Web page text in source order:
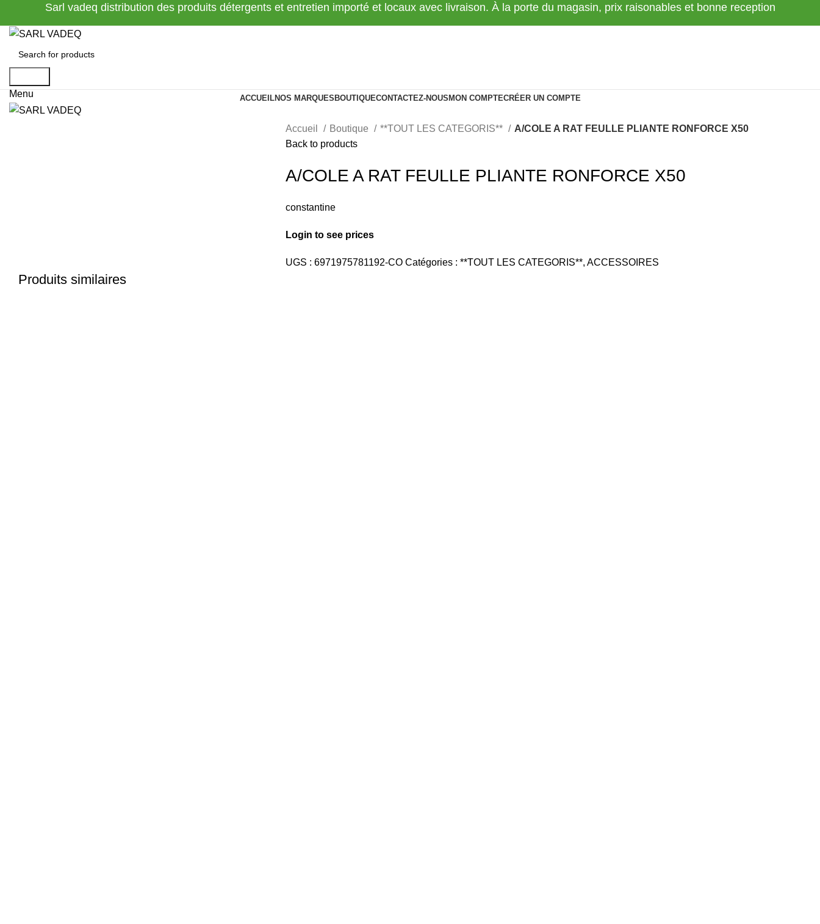
Sarl vadeq distribution des produits détergents et entretien importé et locaux avec livraison. À la porte du magasin, prix raisonables et bonne reception
Menu
ACCUEILNOS MARQUES BOUTIQUECONTACTEZ-NOUS MON COMPTECRÉER UN COMPTE
Accueil Boutique **TOUT LES CATEGORIS**
A/COLE A RAT FEULLE PLIANTE RONFORCE X50
Back to products
A/COLE A RAT FEULLE PLIANTE RONFORCE X50
constantine
Login to see prices
UGS : 6971975781192-CO Catégories : **TOUT LES CATEGORIS**, ACCESSOIRES
Produits similaires